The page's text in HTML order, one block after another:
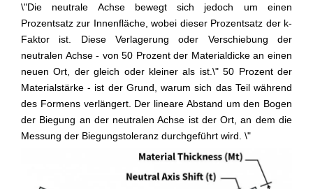
\"Die neutrale Achse bewegt sich jedoch um einen
Prozentsatz zur Innenfläche, wobei dieser Prozentsatz der k-
Faktor ist. Diese Verlagerung oder Verschiebung der
neutralen Achse - von 50 Prozent der Materialdicke an einen
neuen Ort, der gleich oder kleiner als ist.\" 50 Prozent der
Materialstärke - ist der Grund, warum sich das Teil während
des Formens verlängert. Der lineare Abstand um den Bogen
der Biegung an der neutralen Achse ist der Ort, an dem die
Messung der Biegungstoleranz durchgeführt wird. \"